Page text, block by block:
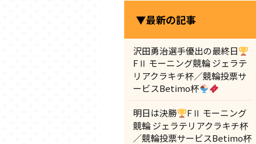
▼最新の記事
沢田勇治選手優出の最終日
FⅡ モーニング競輪 ジェラテ
リアクラキチ杯／競輪投票サ
ービスBetimo杯
明日は決勝
FⅡ モーニング
競輪 ジェラテリアクラキチ杯
／競輪投票サービスBetimo杯